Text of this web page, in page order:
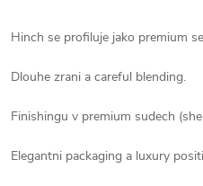
Hinch se profiluje jako premium
Dlouhe zrani a careful blending.
Finishingu v premium sudech
Elegantni packaging a luxury